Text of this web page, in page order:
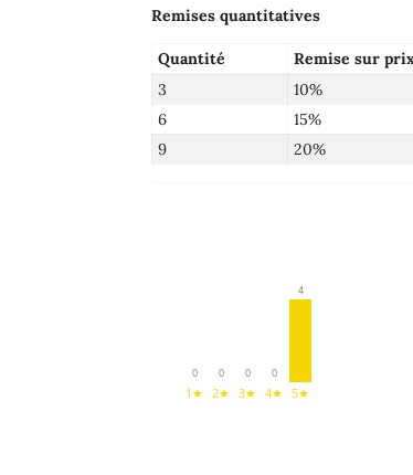
Remises quantitatives
Quantité Remise sur
3
10%
6
15%
9
20%
0
1★
0
2★
0
3★
0
4★
4
5★